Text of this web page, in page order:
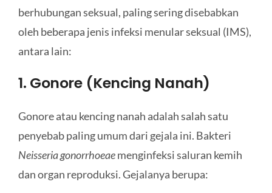
berhubungan seksual, paling sering disebabkan
oleh beberapa jenis infeksi menular seksual (IMS),
antara lain:
1. Gonore (Kencing Nanah)
Gonore atau kencing nanah adalah salah satu
penyebab paling umum dari gejala ini. Bakteri
Neisseria gonorrhoeaemenginfeksi saluran kemih
dan organ reproduksi. Gejalanya berupa: